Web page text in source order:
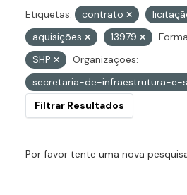
Etiquetas: contrato
aquisições
13979
SHP
Organizações:
secretaria-de-infraestrutura-e-
Filtrar Resultados
Por favor tente uma nova